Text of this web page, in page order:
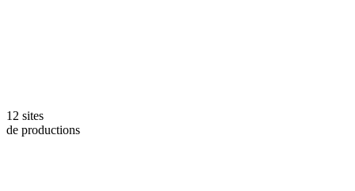
12 sites
de productions